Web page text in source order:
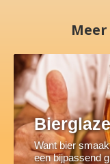
Want bier
een bijpassend